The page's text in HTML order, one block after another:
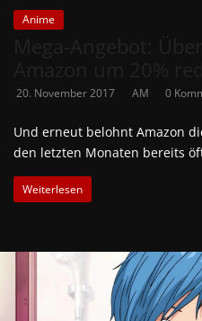
Anime
20. November 2017 AM 0
Und erneut belohnt Amazon
den letzten Monaten bereits
Weiterlesen